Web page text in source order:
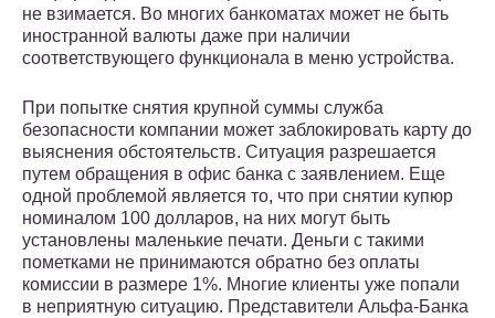
не взимается. Во многих банкоматах может не быть
иностранной валюты даже при наличии
соответствующего функционала в меню устройства.
При попытке снятия крупной суммы служба
безопасности компании может заблокировать карту до
выяснения обстоятельств. Ситуация разрешается
путем обращения в офис банка с заявлением. Еще
одной проблемой является то, что при снятии купюр
номиналом 100 долларов, на них могут быть
установлены маленькие печати. Деньги с такими
пометками не принимаются обратно без оплаты
комиссии в размере 1%. Многие клиенты уже попали
в неприятную ситуацию. Представители Альфа-Банка